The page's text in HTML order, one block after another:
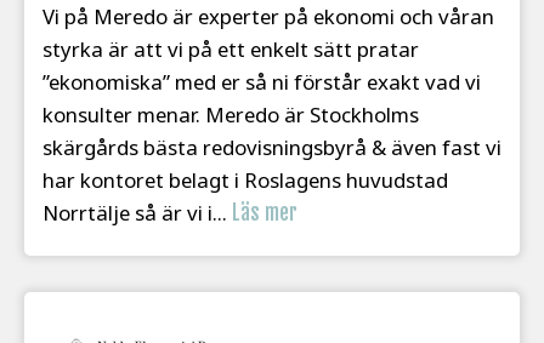
Vi på Meredo är experter på ekonomi och våran
styrka är att vi på ett enkelt sätt pratar
”ekonomiska” med er så ni förstår exakt vad vi
konsulter menar. Meredo är Stockholms
skärgårds bästa redovisningsbyrå & även fast vi
har kontoret belagt i Roslagens huvudstad
Norrtälje så är vi i... Läs mer